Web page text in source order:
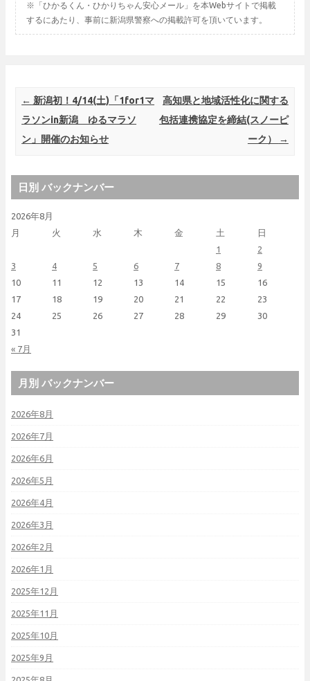
※「ひかるくん・ひかりちゃん安心メール」を本Webサイトで掲載
するにあたり、事前に新潟県警察への掲載許可を頂いています。
Post navigation
← 新潟初！4/14(土)「1for1マ
ラソンin新潟 ゆるマラソ
ン」開催のお知らせ
高知県と地域活性化に関する
包括連携協定を締結(スノーピ
ーク）
→
日別 バックナンバー
2026年8月
月
火 水 木 金 土 日
« 7月
1
2
3
4 5 6 7 8
9
10
11 12 13 14 15
16
17
18 19 20 21 22
23
24
25 26 27 28 29
30
31
月別 バックナンバー
2026年8月
2026年7月
2026年6月
2026年5月
2026年4月
2026年3月
2026年2月
2026年1月
2025年12月
2025年11月
2025年10月
2025年9月